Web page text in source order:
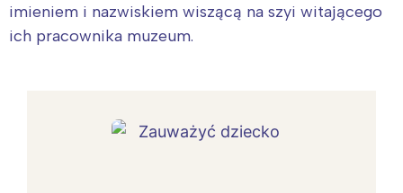
imieniem i nazwiskiem wiszącą na szyi witającego
ich pracownika muzeum.